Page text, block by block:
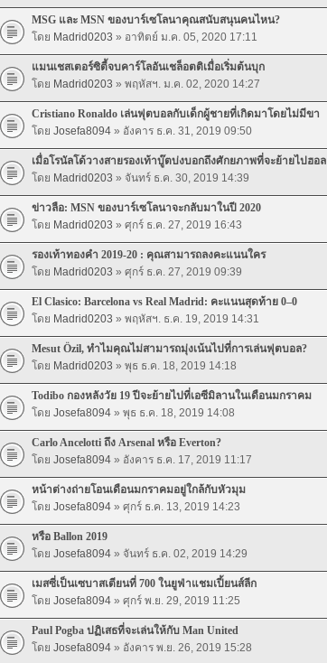
MSG และ MSN ของบาร์เซโลนาคุณสนับสนุนคนไหน?
โดย Madrid0203 » อาทิตย์ ม.ค. 05, 2020 17:11
แมนเชสเตอร์ซิตี้จบคาร์โลอันเชล็อตติเมื่อเริ่มต้นบุก
โดย Madrid0203 » พฤหัสฯ. ม.ค. 02, 2020 14:27
Cristiano Ronaldo เล่นฟุตบอลกับเด็กผู้ชายที่เกิดมาโดยไม่มีขา
โดย Josefa8094» อังคาร ธ.ค. 31, 2019 09:50
เมื่อโรนัลโด้วางสายรองเท้าบู๊ตบ่งบอกถึงศักยภาพที่จะย้ายไปฮอล
โดย Madrid0203 » จันทร์ ธ.ค. 30, 2019 14:39
ข่าวลือ: MSN ของบาร์เซโลนาจะกลับมาในปี 2020
โดย Madrid0203 » ศุกร์ ธ.ค. 27, 2019 16:43
รองเท้าทองคำ 2019-20 : คุณสามารถลงคะแนนใคร
โดย Madrid0203 » ศุกร์ ธ.ค. 27, 2019 09:39
El Clasico: Barcelona vs Real Madrid: คะแนนสุดท้าย 0–0
โดย Madrid0203 » พฤหัสฯ. ธ.ค. 19, 2019 14:31
Mesut Özil, ทำไมคุณไม่สามารถมุ่งเน้นไปที่การเล่นฟุตบอล?
โดย Madrid0203 » พุธ ธ.ค. 18, 2019 14:18
Todibo กองหลังวัย 19 ปีจะย้ายไปที่เอซีมิลานในเดือนมกราคม
โดย Josefa8094» พุธ ธ.ค. 18, 2019 14:08
Carlo Ancelotti ถึง Arsenal หรือ Everton?
โดย Josefa8094» อังคาร ธ.ค. 17, 2019 11:17
หน้าต่างถ่ายโอนเดือนมกราคมอยู่ใกล้กับหัวมุม
โดย Josefa8094» ศุกร์ ธ.ค. 13, 2019 14:23
หรือ Ballon 2019
โดย Josefa8094» จันทร์ ธ.ค. 02, 2019 14:29
เมสซี่เป็นเซบาสเตียนที่ 700 ในยูฟ่าแชมเปี้ยนส์ลีก
โดย Josefa8094» ศุกร์ พ.ย. 29, 2019 11:25
Paul Pogba ปฏิเสธที่จะเล่นให้กับ Man United
โดย Josefa8094» อังคาร พ.ย. 26, 2019 15:28